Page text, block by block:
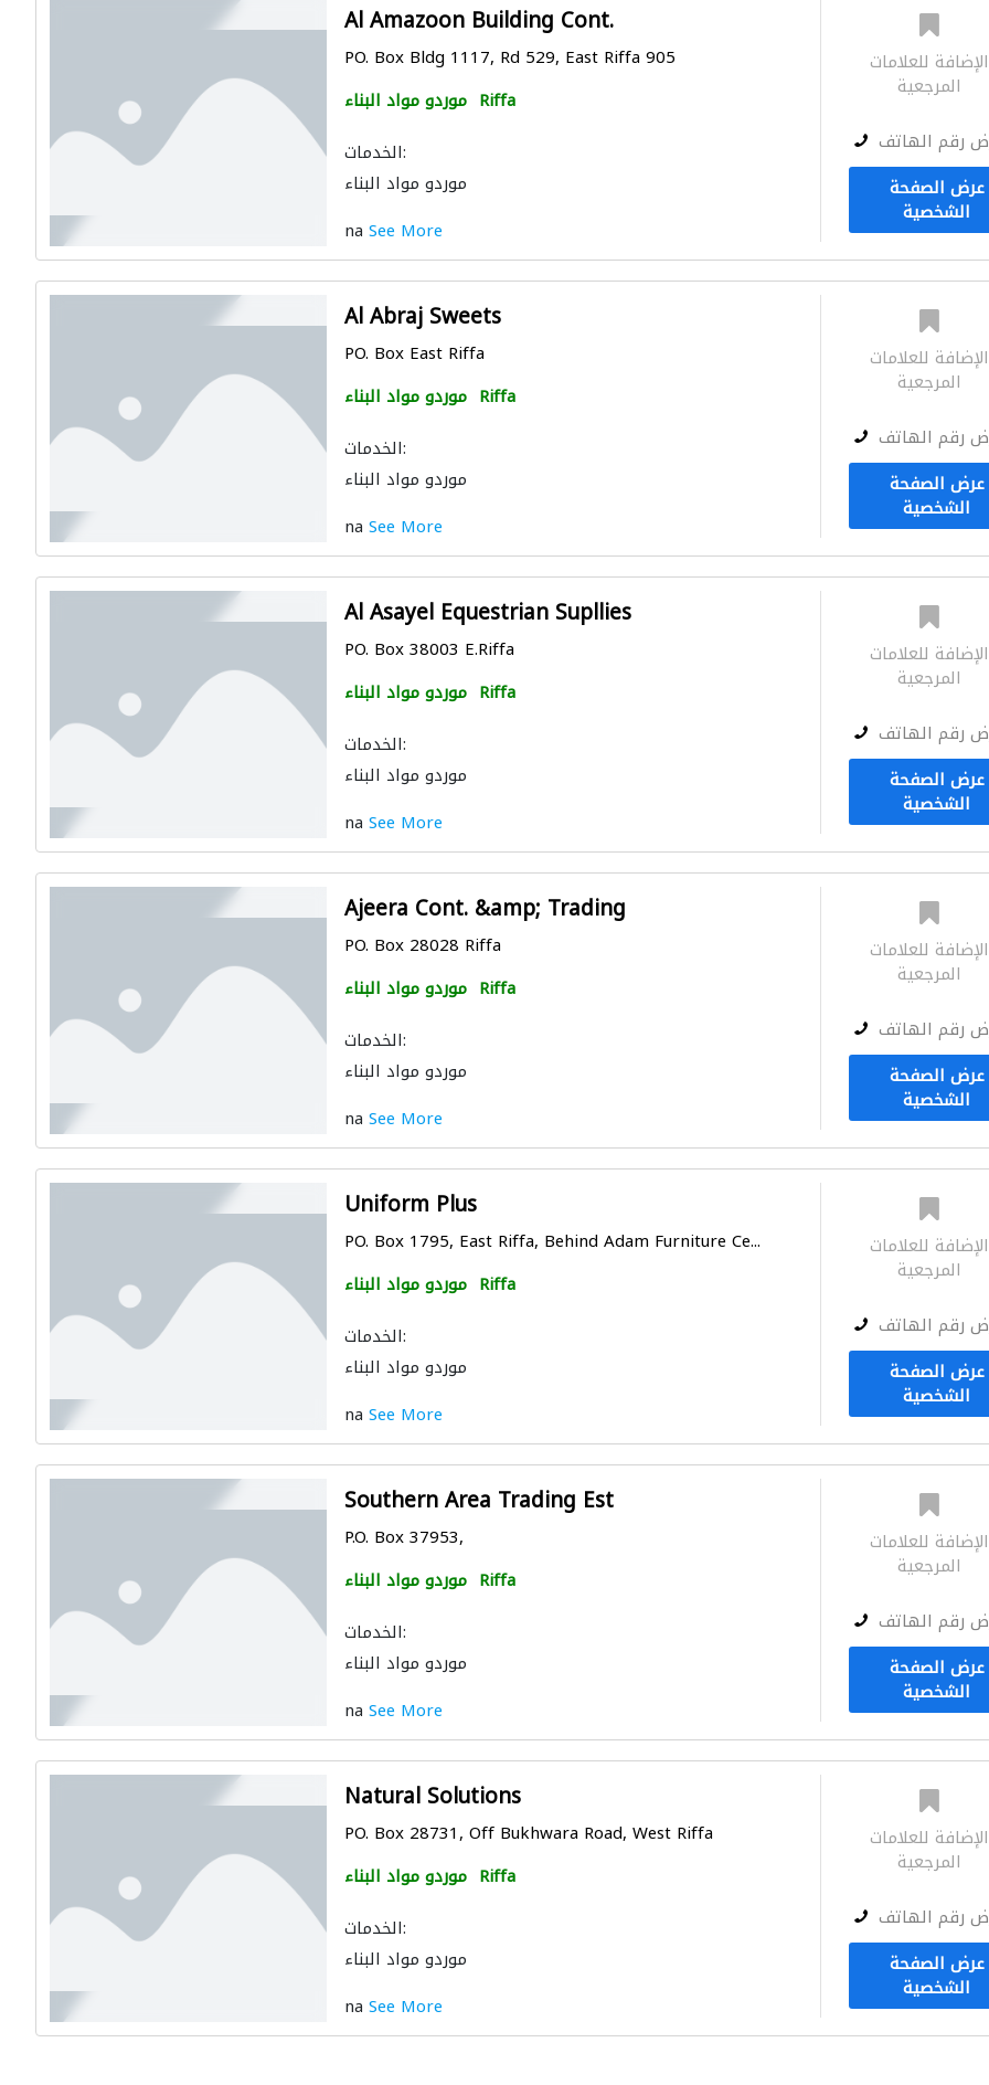
Al Amazoon Building Cont.
PO. Box Bldg 1117, Rd 529, East Riffa 905
موردو مواد البناء Riffa
الخدمات:
موردو مواد البناء
na See More
الإضافة للعلامات
المرجعية
رقم الهاتف
عرض الصفحة
الشخصية
Al Abraj Sweets
PO. Box East Riffa
موردو مواد البناء Riffa
الخدمات:
موردو مواد البناء
na See More
الإضافة للعلامات
المرجعية
رقم الهاتف
عرض الصفحة
الشخصية
Al Asayel Equestrian Supllies
PO. Box 38003 E.Riffa
موردو مواد البناء Riffa
الخدمات:
موردو مواد البناء
na See More
الإضافة للعلامات
المرجعية
رقم الهاتف
عرض الصفحة
الشخصية
Ajeera Cont. &amp; Trading
PO. Box 28028 Riffa
موردو مواد البناء Riffa
الخدمات:
موردو مواد البناء
na See More
الإضافة للعلامات
المرجعية
رقم الهاتف
عرض الصفحة
الشخصية
Uniform Plus
PO. Box 1795, East Riffa, Behind Adam Furniture Ce...
موردو مواد البناء Riffa
الخدمات:
موردو مواد البناء
na See More
الإضافة للعلامات
المرجعية
رقم الهاتف
عرض الصفحة
الشخصية
Southern Area Trading Est
P.O. Box 37953,
موردو مواد البناء Riffa
الخدمات:
موردو مواد البناء
na See More
الإضافة للعلامات
المرجعية
رقم الهاتف
عرض الصفحة
الشخصية
Natural Solutions
PO. Box 28731, Off Bukhwara Road, West Riffa
موردو مواد البناء Riffa
الخدمات:
موردو مواد البناء
na See More
الإضافة للعلامات
المرجعية
رقم الهاتف
عرض الصفحة
الشخصية